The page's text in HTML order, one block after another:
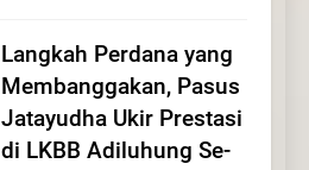
Langkah Perdana yang
Membanggakan, Pasus
Jatayudha Ukir Prestasi
di LKBB Adiluhung Se-